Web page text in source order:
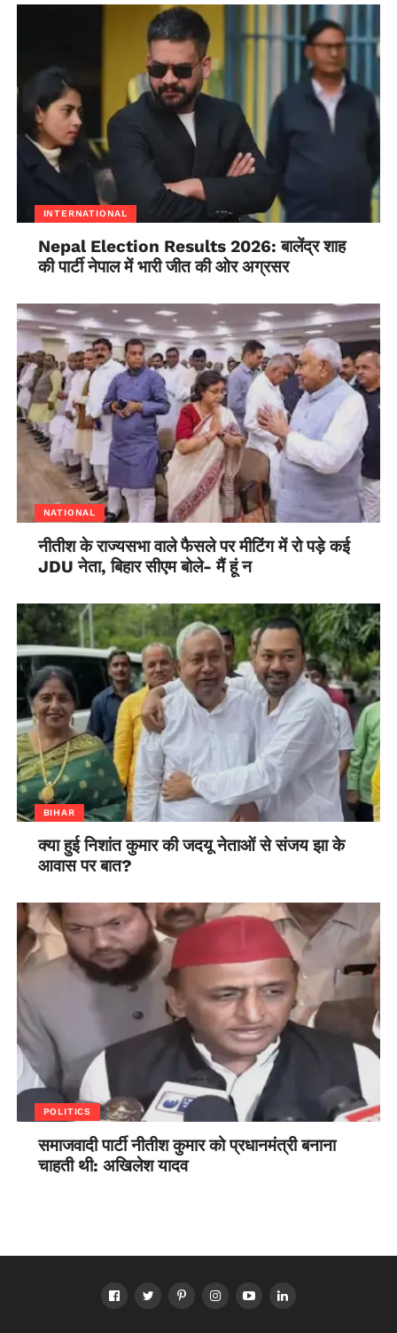
INTERNATIONAL
Nepal Election Results 2026: बालेंद्र शाह
की पार्टी नेपाल में भारी जीत की ओर अग्रसर
NATIONAL
नीतीश के राज्यसभा वाले फैसले पर मीटिंग में रो पड़े कई
JDU नेता, बिहार सीएम बोले- मैं हूं न
BIHAR
क्या हुई निशांत कुमार की जदयू नेताओं से संजय झा के
आवास पर बात?
POLITICS
समाजवादी पार्टी नीतीश कुमार को प्रधानमंत्री बनाना
चाहती थी: अखिलेश यादव